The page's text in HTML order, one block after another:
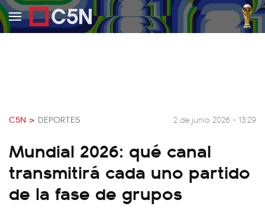
C5N > DEPORTES 2 de junio 2026 - 13:29
Mundial 2026: qué canal
transmitirá cada uno partido
de la fase de grupos